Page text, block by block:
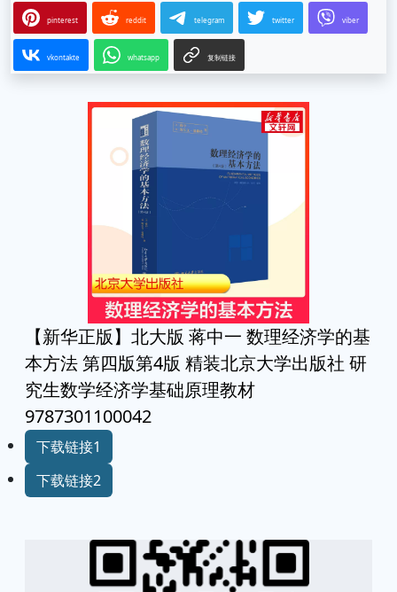
pinterest reddit telegram twitter viber
vkontakte whatsapp 复制链接
【新华正版】北大版 蒋中一 数理经济学的基
本方法 第四版第4版 精装北京大学出版社 研
究生数学经济学基础原理教材
9787301100042
下载链接1
下载链接2